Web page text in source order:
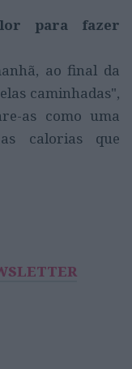
para fazer
ao final da
caminhadas",
as como uma
calorias que